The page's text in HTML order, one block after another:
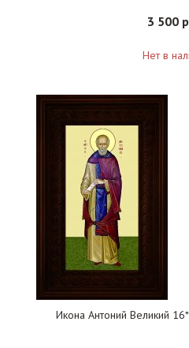
3 500
Нет в
Икона Антоний Великий